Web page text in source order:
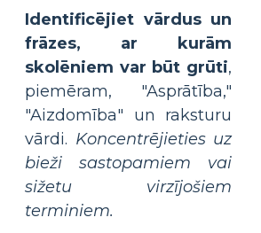
Identificējiet vārdus un
frāzes, ar kurām
skolēniem var būt grūti,
piemēram, "Asprātība,"
"Aizdomība" un raksturu
vārdi. Koncentrējieties uz
bieži sastopamiem vai
sižetu virzījošiem
terminiem.